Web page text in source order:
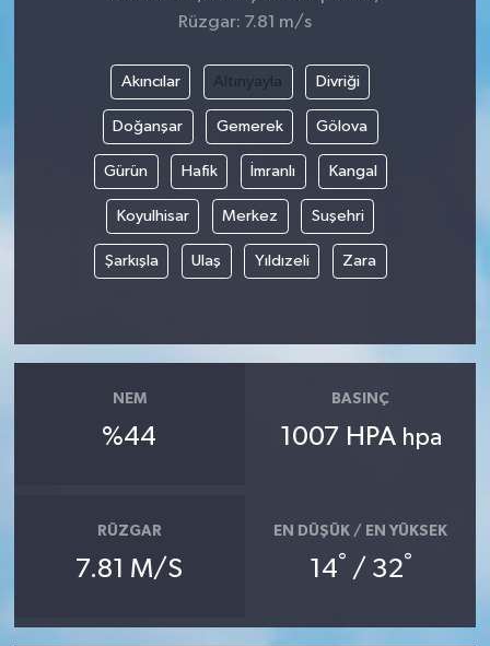
Rüzgar: 7.81 m/s
Akıncılar Altınyayla Divriği
Doğanşar Gemerek Gölova
Gürün Hafik İmranlı Kangal
Koyulhisar Merkez Suşehri
Şarkışla Ulaş Yıldızeli Zara
NEM
%44
BASINÇ
1007 HPA hpa
RÜZGAR
7.81 M/S
EN DÜŞÜK / EN YÜKSEK
14° / 32°